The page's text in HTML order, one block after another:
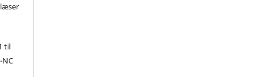
til
NC